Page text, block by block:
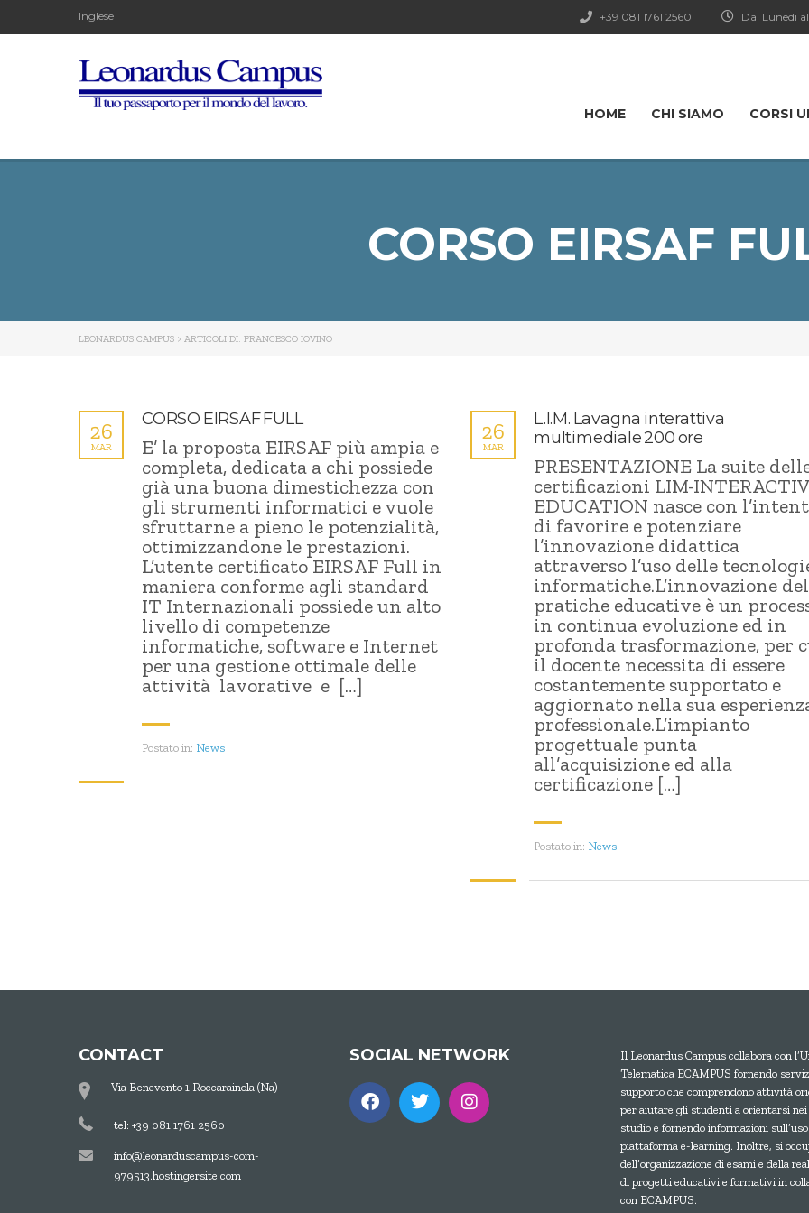
Inglese Dal Lunedi
+39 081 1761 2560
HOME CHI SIAMO CORSI
CORSO EIRSAF
LEONARDUS CAMPUS > ARTICOLI DI: FRANCESCO IOVINO
CORSO EIRSAF FULL
26
MAR
E’ la proposta EIRSAF più ampia e
completa, dedicata a chi possiede
già una buona dimestichezza con
gli strumenti informatici e vuole
sfruttarne a pieno le potenzialità,
ottimizzandone le prestazioni.
L’utente certificato EIRSAF Full in
maniera conforme agli standard
IT Internazionali possiede un alto
livello di competenze
informatiche, software e Internet
per una gestione ottimale delle
attività lavorative e […]
Postato in: News
L.I.M. Lavagna interattiva
multimediale 200 ore
26
MAR
PRESENTAZIONE La suite
certificazioni LIM-
EDUCATION nasce con
di favorire e potenziare
l’innovazione didattica
attraverso l’uso delle
informatiche.L’innovazione
pratiche educative è un
in continua evoluzione ed in
profonda trasformazione, per
il docente necessita di essere
costantemente supportato e
aggiornato nella sua
professionale.L’impianto
progettuale punta
all’acquisizione ed alla
certificazione […]
Postato in: News
CONTACT
Via Benevento 1 Roccarainola (Na)
tel: +39 081 1761 2560
info@leonarduscampus-com-
979513.hostingersite.com
SOCIAL NETWORK
Il Leonardus Campus collabora con
Telematica ECAMPUS fornendo
supporto che comprendono attività
per aiutare gli studenti a orientarsi
studio e fornendo informazioni
piattaforma e-learning. Inoltre, si
dell’organizzazione di esami e della
di progetti educativi e formativi in
con ECAMPUS.